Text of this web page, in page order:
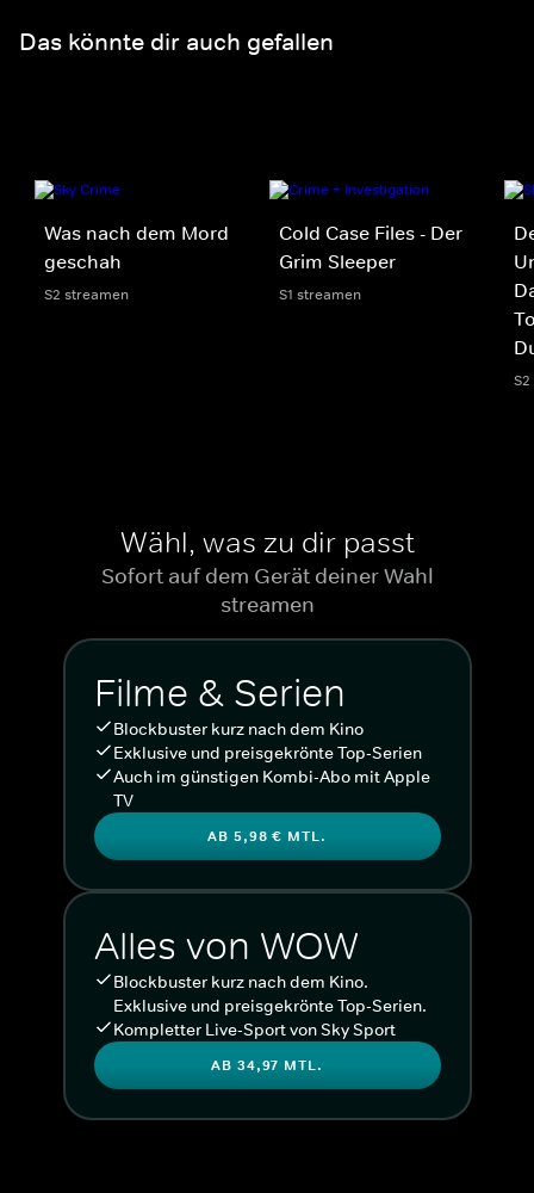
Das könnte dir auch gefallen
Was nach dem Mord
geschah
S2 streamen
Cold Case Files - Der
Grim Sleeper
S1 streamen
Wähl, was zu dir passt
Sofort auf dem Gerät deiner Wahl
streamen
Filme & Serien
Blockbuster kurz nach dem Kino
Exklusive und preisgekrönte Top-Serien
Auch im günstigen Kombi-Abo mit Apple
TV
AB 5,98 € MTL.
Alles von WOW
Blockbuster kurz nach dem Kino.
Exklusive und preisgekrönte Top-Serien.
Kompletter Live-Sport von Sky Sport
AB 34,97 MTL.